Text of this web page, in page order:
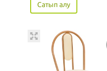
Сатып алу